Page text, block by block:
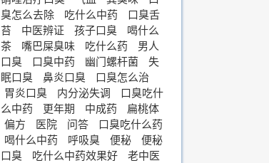
臭怎么去除
吃什么中药
口臭舌
苔
中医辨证 孩子口臭
喝什么
茶
嘴巴屎臭味 吃什么药
男人
口臭
口臭中药 幽门螺杆菌
失
眠口臭
鼻炎口臭
口臭怎么治
胃炎口臭
内分泌失调
口臭吃什
么中药
更年期 中成药
扁桃体
偏方
医院 问答
口臭吃什么药
喝什么中药
呼吸臭 便秘
便秘
口臭
吃什么中药效果好 老中医